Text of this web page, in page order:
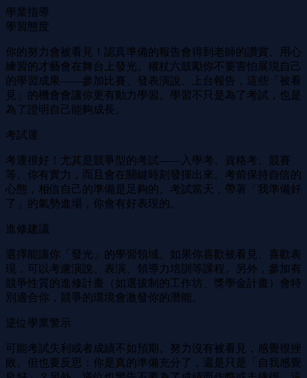
學業指導
學習態度
你的努力會被看見！認真準備的報告會得到老師的讚賞、用心
練習的才藝會在舞台上發光。權杖六鼓勵你不要害怕展現自己
的學習成果——參加比賽、發表演說、上台報告，這些「被看
見」的機會會讓你更有動力學習。學習不只是為了考試，也是
為了證明自己能夠成長。
考試運
考運很好！尤其是競爭型的考試——入學考、資格考、競賽
等。你有實力，而且會在關鍵時刻發揮出來。考前保持自信的
心態，相信自己的準備是足夠的。考試當天，帶著「我準備好
了」的氣勢進場，你會有好表現的。
進修建議
選擇能讓你「發光」的學習領域。如果你喜歡被看見、喜歡表
現，可以考慮演說、表演、領導力培訓等課程。另外，參加有
競爭性質的進修計畫（如選拔制的工作坊、獎學金計畫）會特
別適合你，競爭的環境會激發你的潛能。
逆位學業警示
可能考試失利或者成績不如預期。努力沒有被看見，感覺很挫
敗。但也要反思：你是真的準備充分了，還是只是「自我感覺